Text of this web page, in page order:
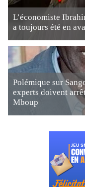
L’économiste
a toujours été en
Polémique sur
experts doivent
Mboup